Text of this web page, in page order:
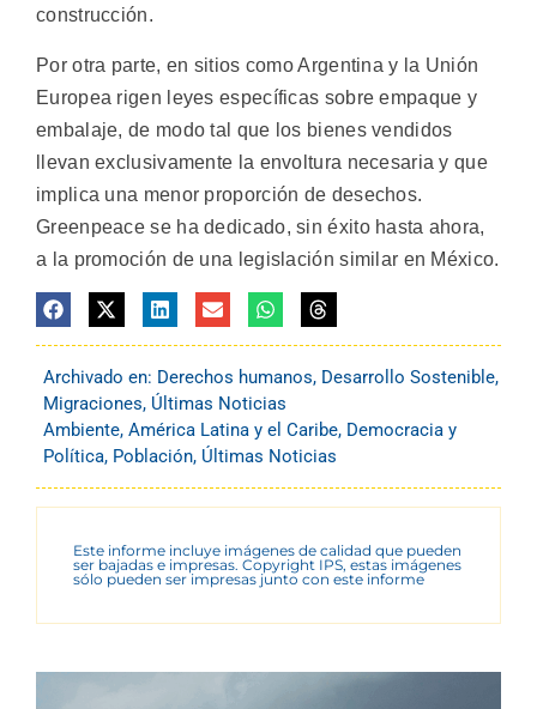
construcción.
Por otra parte, en sitios como Argentina y la Unión
Europea rigen leyes específicas sobre empaque y
embalaje, de modo tal que los bienes vendidos
llevan exclusivamente la envoltura necesaria y que
implica una menor proporción de desechos.
Greenpeace se ha dedicado, sin éxito hasta ahora,
a la promoción de una legislación similar en México.
Archivado en: Derechos humanos, Desarrollo Sostenible,
Migraciones, Últimas Noticias
Ambiente, América Latina y el Caribe, Democracia y
Política, Población, Últimas Noticias
Este informe incluye imágenes de calidad que pueden
ser bajadas e impresas. Copyright IPS, estas imágenes
sólo pueden ser impresas junto con este informe